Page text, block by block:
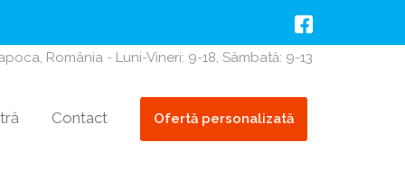
România - Luni-Vineri: 9-18, Sâmbată: 9-13
Contact Ofertă personalizată